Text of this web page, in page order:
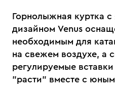
Горнолыжная куртка
дизайном Venus
необходимым для
на свежем воздухе, а
регулируемые
"расти" вместе с